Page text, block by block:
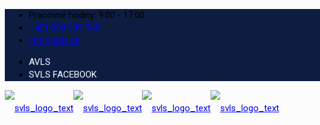
Pracovné hodiny: 9:00 - 17:00
+421 908 939 745
info@svls.sk
AVLS
SVLS FACEBOOK